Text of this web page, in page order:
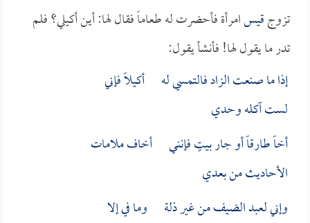
تزوجقيسامرأة فأحضرت له طعاماً فقال لها: أين أكيلي؟ فلم
تدر ما يقول لها! فأنشأ يقول:
إذا ما صنعت الزاد فالتمسي له أكيلاً فإني
لست آكله وحدي
أخاً طارقاً أو جار بيتٍ فإنني أخاف ملامات
الأحاديث من بعدي
وإني لعبد الضيف من غير ذلة وما في إلا